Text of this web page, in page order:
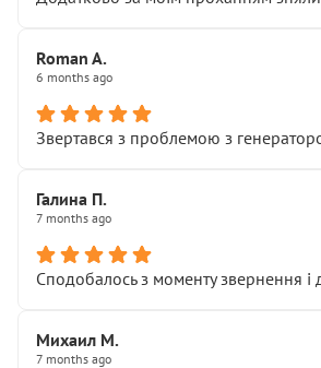
Roman A.
6 months ago
Звертався з проблемою з
Галина П.
7 months ago
Сподобалось з моменту звернення
Михаил М.
7 months ago